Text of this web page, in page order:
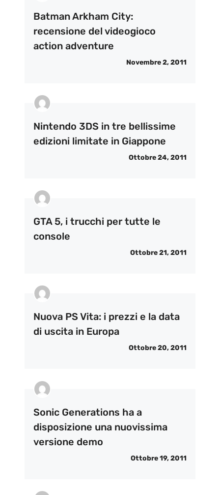
Batman Arkham City:
recensione del videogioco
action adventure
Novembre 2, 2011
Nintendo 3DS in tre bellissime
edizioni limitate in Giappone
Ottobre 24, 2011
GTA 5, i trucchi per tutte le
console
Ottobre 21, 2011
Nuova PS Vita: i prezzi e la data
di uscita in Europa
Ottobre 20, 2011
Sonic Generations ha a
disposizione una nuovissima
versione demo
Ottobre 19, 2011